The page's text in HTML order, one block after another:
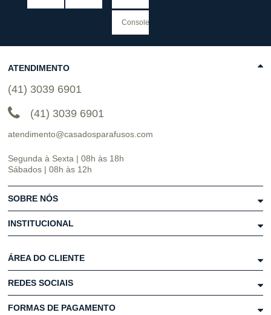
ATENDIMENTO
(41) 3039 6901
(41) 3039 6901
atendimento@casadosparafusos.com
Segunda à Sexta | 08h às 18h
Sábados | 08h às 12h
SOBRE NÓS
INSTITUCIONAL
ÁREA DO CLIENTE
REDES SOCIAIS
FORMAS DE PAGAMENTO